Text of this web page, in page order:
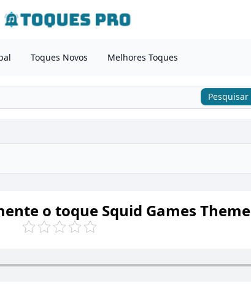
Toques Novos Melhores Toques
Pesquisar
o toque Squid Games Theme